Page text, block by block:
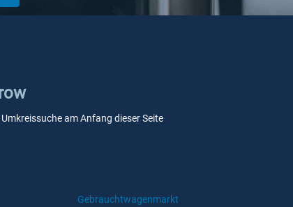
am Anfang dieser Seite
Gebrauchtwagenmarkt